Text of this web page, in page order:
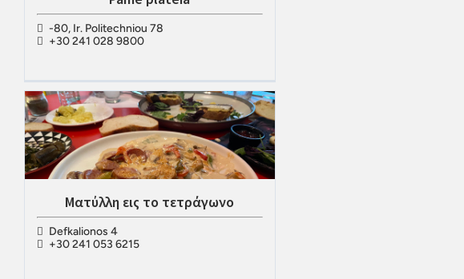
-80, Ir. Politechniou 78
+30 241 028 9800
Ματύλλη εις το τετράγωνο
Defkalionos 4
+30 241 053 6215